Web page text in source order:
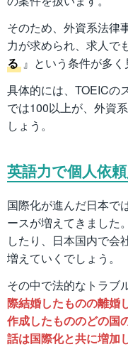
そのため、外資系法律
力が求められ、求人で
る 』という条件が多く
具体的には、TOEICの
では100以上が、外資
しょう。
英語力で個人依
国際化が進んだ日本で
ースが増えてきました
したり、日本国内で会
増えていくでしょう。
その中で法的なトラブ
際結婚したものの離婚
作成したもののどの国
話は国際化と共に増加